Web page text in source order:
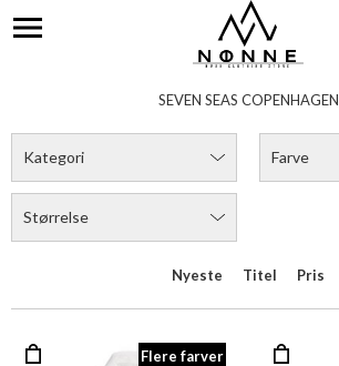
SEVEN SEAS COPENHAGEN
Kategori Farve
Størrelse
Nyeste Titel Pris
Flere farver